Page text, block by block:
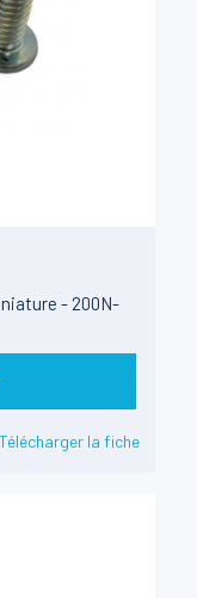
- 200N-
Télécharger la fiche